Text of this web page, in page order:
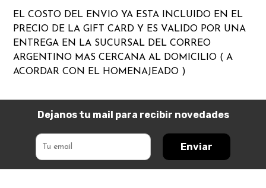
EL COSTO DEL ENVIO YA ESTA INCLUIDO EN EL
PRECIO DE LA GIFT CARD Y ES VALIDO POR UNA
ENTREGA EN LA SUCURSAL DEL CORREO
ARGENTINO MAS CERCANA AL DOMICILIO ( A
ACORDAR CON EL HOMENAJEADO )
Dejanos tu mail para recibir novedades
Enviar